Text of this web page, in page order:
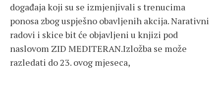
događaja koji su se izmjenjivali s trenucima
ponosa zbog uspješno obavljenih akcija. Narativni
radovi i skice bit će objavljeni u knjizi pod
naslovom ZID MEDITERAN.Izložba se može
razledati do 23. ovog mjeseca,